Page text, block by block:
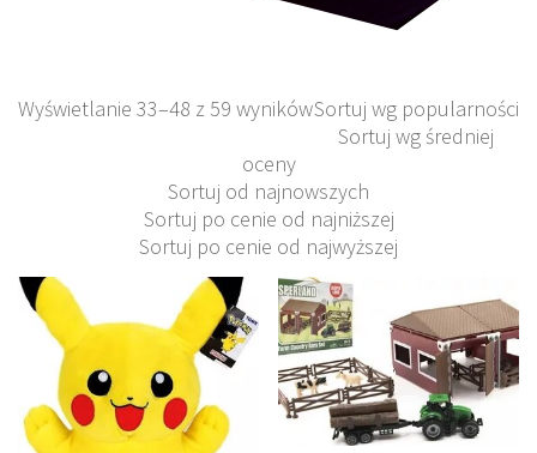
Wyświetlanie 33–48 z 59 wynikówSortuj wg popularności
Sortuj wg średniej
oceny
Sortuj od najnowszych
Sortuj po cenie od najniższej
Sortuj po cenie od najwyższej